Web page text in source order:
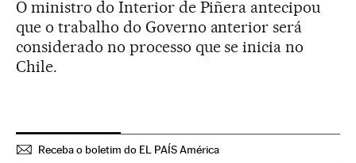
O ministro do Interior de Piñera antecipou
que o trabalho do Governo anterior será
considerado no processo que se inicia no
Chile.
Receba o boletim do EL PAÍS América